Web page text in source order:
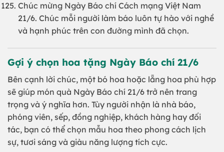
Chúc mừng Ngày Báo chí Cách mạng Việt Nam
21/6. Chúc mỗi người làm báo luôn tự hào với nghề
và hạnh phúc trên con đường mình đã chọn.
Gợi ý chọn hoa tặng Ngày Báo chí 21/6
Bên cạnh lời chúc, một bó hoa hoặc lẵng hoa phù hợp
sẽ giúp món quà Ngày Báo chí 21/6 trở nên trang
trọng và ý nghĩa hơn. Tùy người nhận là nhà báo,
phóng viên, sếp, đồng nghiệp, khách hàng hay đối
tác, bạn có thể chọn mẫu hoa theo phong cách lịch
sự, tươi sáng và giàu năng lượng tích cực.